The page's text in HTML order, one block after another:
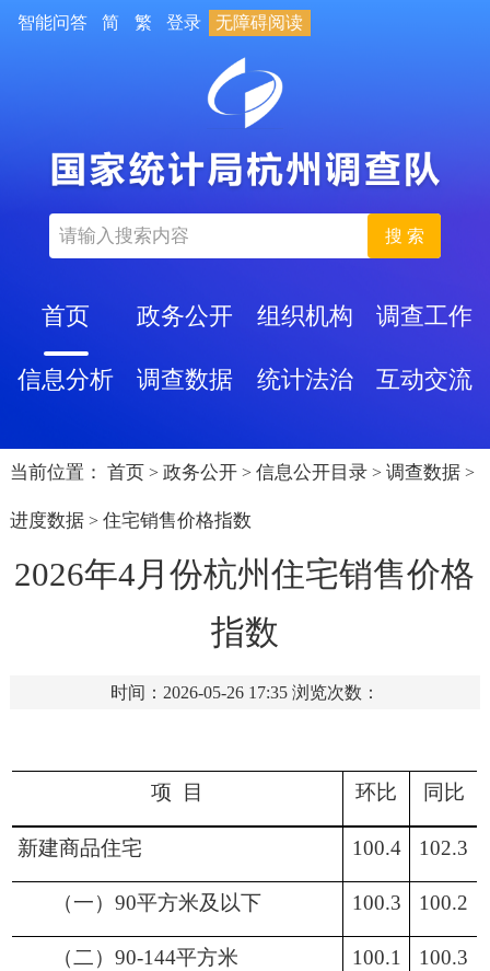
智能问答 简 繁 登录 无障碍阅读
搜 索
首页 政务公开 组织机构 调查工作
信息分析 调查数据 统计法治 互动交流
当前位置： 首页 > 政务公开 > 信息公开目录 > 调查数据 >
进度数据 > 住宅销售价格指数
2026年4月份杭州住宅销售价格
指数
时间：2026-05-26 17:35 浏览次数：
项 目 环比 同比
新建商品住宅 100.4 102.3
（一）90平方米及以下 100.3 100.2
（二）90-144平方米 100.1 100.3